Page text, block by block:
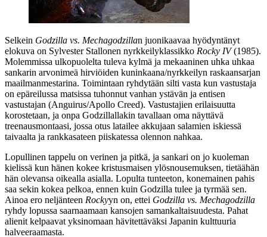
Selkein Godzilla vs. Mechagodzillan juonikaavaa hyödyntänyt
elokuva on Sylvester Stallonen nyrkkeilyklassikko Rocky IV(1985).
Molemmissa ulkopuolelta tuleva kylmä ja mekaaninen uhka uhkaa
sankarin arvonimeä hirviöiden kuninkaana/nyrkkeilyn raskaansarjan
maailmanmestarina. Toimintaan ryhdytään silti vasta kun vastustaja
on epäreilussa matsissa tuhonnut vanhan ystävän ja entisen
vastustajan (Anguirus/Apollo Creed). Vastustajien erilaisuutta
korostetaan, ja onpa Godzillallakin tavallaan oma näyttävä
treenausmontaasi, jossa otus latailee akkujaan salamien iskiessä
taivaalta ja rankkasateen piiskatessa olennon nahkaa.
Lopullinen tappelu on verinen ja pitkä, ja sankari on jo kuoleman
kielissä kun hänen kokee kristusmaisen ylösnousemuksen, tietäähän
hän olevansa oikealla asialla. Lopulta tunteeton, konemainen pahis
saa sekin kokea pelkoa, ennen kuin Godzilla tulee ja tyrmää sen.
Ainoa ero neljänteen Rockyyn on, ettei Godzilla vs. Mechagodzilla
ryhdy lopussa saarnaamaan kansojen samankaltaisuudesta. Pahat
alienit kelpaavat yksinomaan hävitettäväksi Japanin kulttuuria
halveeraamasta.